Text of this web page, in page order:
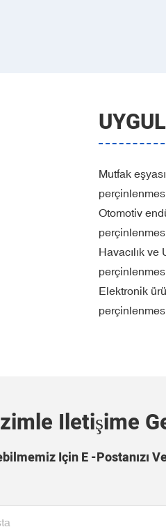
‌Mutfak
Otomotiv
Havacılık
Elektronik
Iletişime
Için E -postanızı